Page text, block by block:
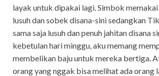
layak untuk dipakai lagi. Simbok
lusuh dan sobek disana-sini sedangkan
sama saja lusuh dan penuh jahitan disana
kebetulan hari minggu, aku memang
membelikan baju untuk mereka bertiga.
orang yang nggak bisa melihat ada orang